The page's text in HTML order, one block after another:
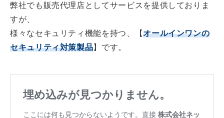
弊社でも販売代理店としてサービスを提供しておりま
すが、
様々なセキュリティ機能を持つ、【オールインワンの
セキュリティ対策製品】です。